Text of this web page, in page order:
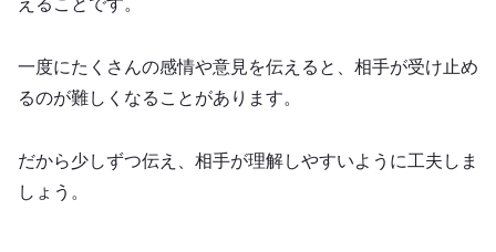
えることです。
一度にたくさんの感情や意見を伝えると、相手が受け止め
るのが難しくなることがあります。
だから少しずつ伝え、相手が理解しやすいように工夫しま
しょう。